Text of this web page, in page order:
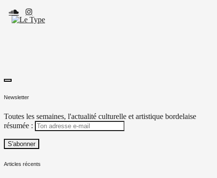
Skip
to
content
toggle
sidebar
Newsletter
Toutes les semaines, l'actualité culturelle et artistique bordelaise
résumée :
Articles récents